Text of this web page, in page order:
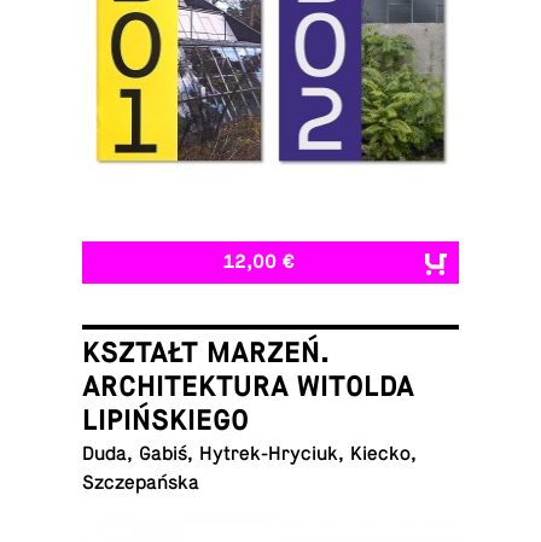
12,00 €
KSZTAŁT MARZEŃ.
ARCHITEKTURA WITOLDA
LIPIŃSKIEGO
Duda, Gabiś, Hytrek-Hryciuk, Kiecko,
Szczepańska